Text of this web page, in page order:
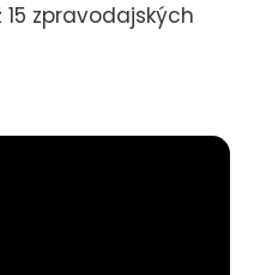
zpravodajských